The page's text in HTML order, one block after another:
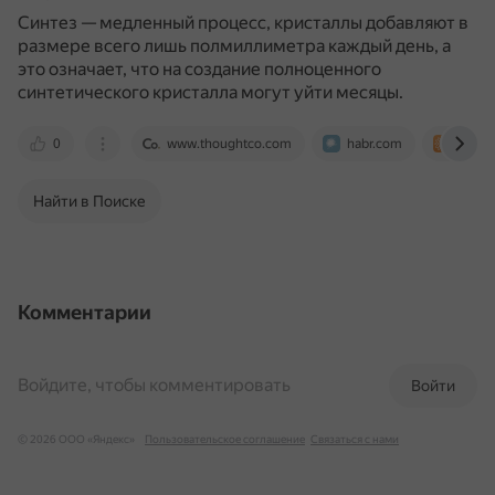
Синтез — медленный процесс, кристаллы добавляют в
размере всего лишь полмиллиметра каждый день, а
это означает, что на создание полноценного
синтетического кристалла могут уйти месяцы.
0 www.thoughtco.com habr.com
Найти в Поиске
Комментарии
Войти
Войдите, чтобы комментировать
© 2026 ООО «Яндекс» Пользовательское соглашение Связаться с нами